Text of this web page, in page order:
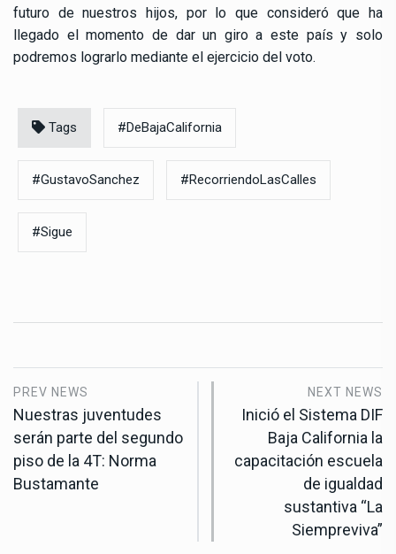
futuro de nuestros hijos, por lo que consideró que ha
llegado el momento de dar un giro a este país y solo
podremos lograrlo mediante el ejercicio del voto.
Tags #DeBajaCalifornia
#GustavoSanchez #RecorriendoLasCalles
#Sigue
PREV NEWS
Nuestras juventudes
serán parte del segundo
piso de la 4T: Norma
Bustamante
NEXT NEWS
Inició el Sistema DIF
Baja California la
capacitación escuela
de igualdad
sustantiva “La
Siempreviva”